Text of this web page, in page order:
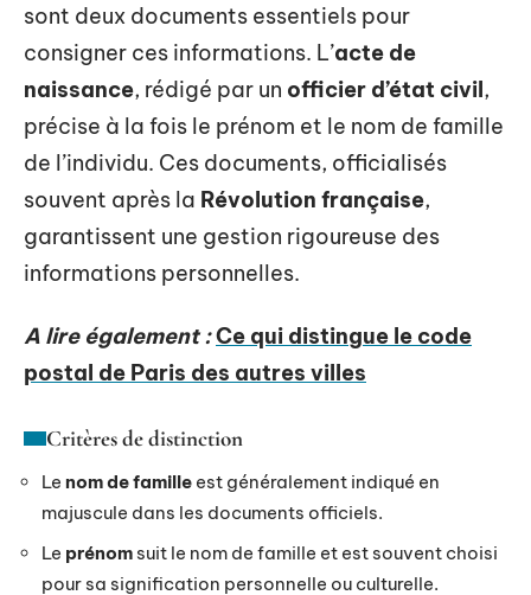
sont deux documents essentiels pour
consigner ces informations. L’acte de
naissance, rédigé par un officier d’état civil,
précise à la fois le prénom et le nom de famille
de l’individu. Ces documents, officialisés
souvent après la Révolution française,
garantissent une gestion rigoureuse des
informations personnelles.
A lire également :Ce qui distingue le code
postal de Paris des autres villes
Critères de distinction
Le nom de famille est généralement indiqué en
majuscule dans les documents officiels.
Le prénom suit le nom de famille et est souvent choisi
pour sa signification personnelle ou culturelle.